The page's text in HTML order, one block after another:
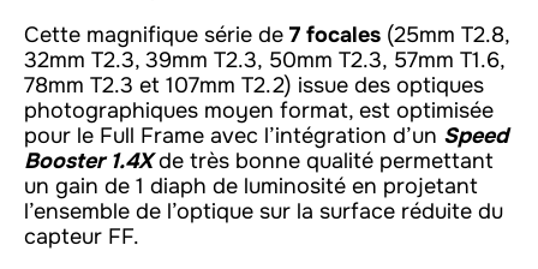
Cette magnifique série de 7 focales (25mm T2.8,
32mm T2.3, 39mm T2.3, 50mm T2.3, 57mm T1.6,
78mm T2.3 et 107mm T2.2) issue des optiques
photographiques moyen format, est optimisée
pour le Full Frame avec l’intégration d’un Speed
Booster 1.4Xde très bonne qualité permettant
un gain de 1 diaph de luminosité en projetant
l’ensemble de l’optique sur la surface réduite du
capteur FF.